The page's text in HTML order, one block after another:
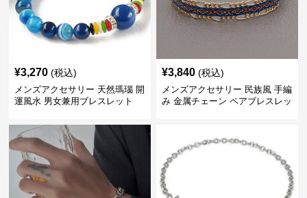
¥3,270 (税込)
メンズアクセサリー 天然瑪瑙 開
運風水 男女兼用ブレスレット
¥3,840 (税込)
メンズアクセサリー 民族風 手編
み 金属チェーン ペアブレスレッ